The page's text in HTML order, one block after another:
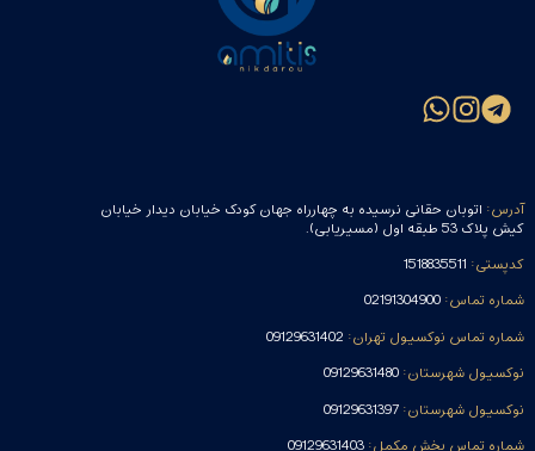
آدرس: اتوبان حقانی نرسیده به چهارراه جهان کودک خیابان دیدار خیابان
کیش پلاک 53 طبقه اول (مسیریابی).
کدپستی: 1518835511
شماره تماس: 02191304900
شماره تماس نوکسیول تهران: 09129631402
نوکسیول شهرستان: 09129631480
نوکسیول شهرستان: 09129631397
شماره تماس بخش مکمل: 09129631403